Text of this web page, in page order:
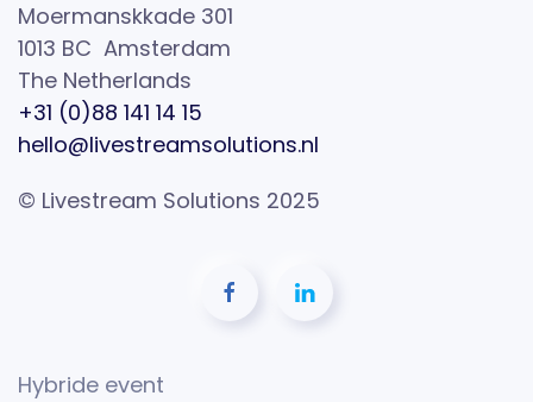
Moermanskkade 301
1013 BC Amsterdam
The Netherlands
+31 (0)88 141 14 15
hello@livestreamsolutions.nl
© Livestream Solutions 2025
Hybride event